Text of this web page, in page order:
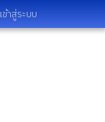
เข้าสู่ระบบ